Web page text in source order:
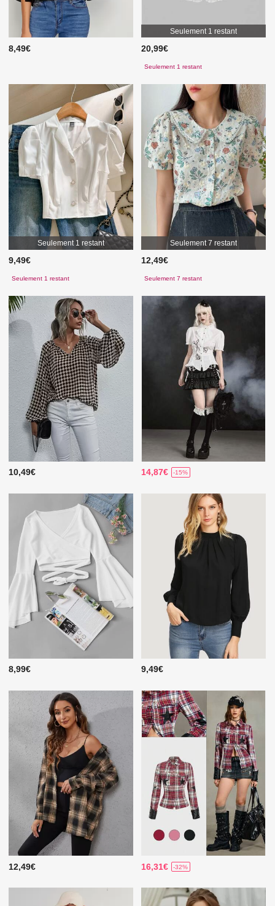
8,49€
Seulement 1 restant
20,99€
Seulement 1 restant
Seulement 1 restant
9,49€
Seulement 1 restant
Seulement 7 restant
12,49€
Seulement 7 restant
10,49€ 14,87€ -15%
8,99€ 9,49€
12,49€ 16,31€ -32%